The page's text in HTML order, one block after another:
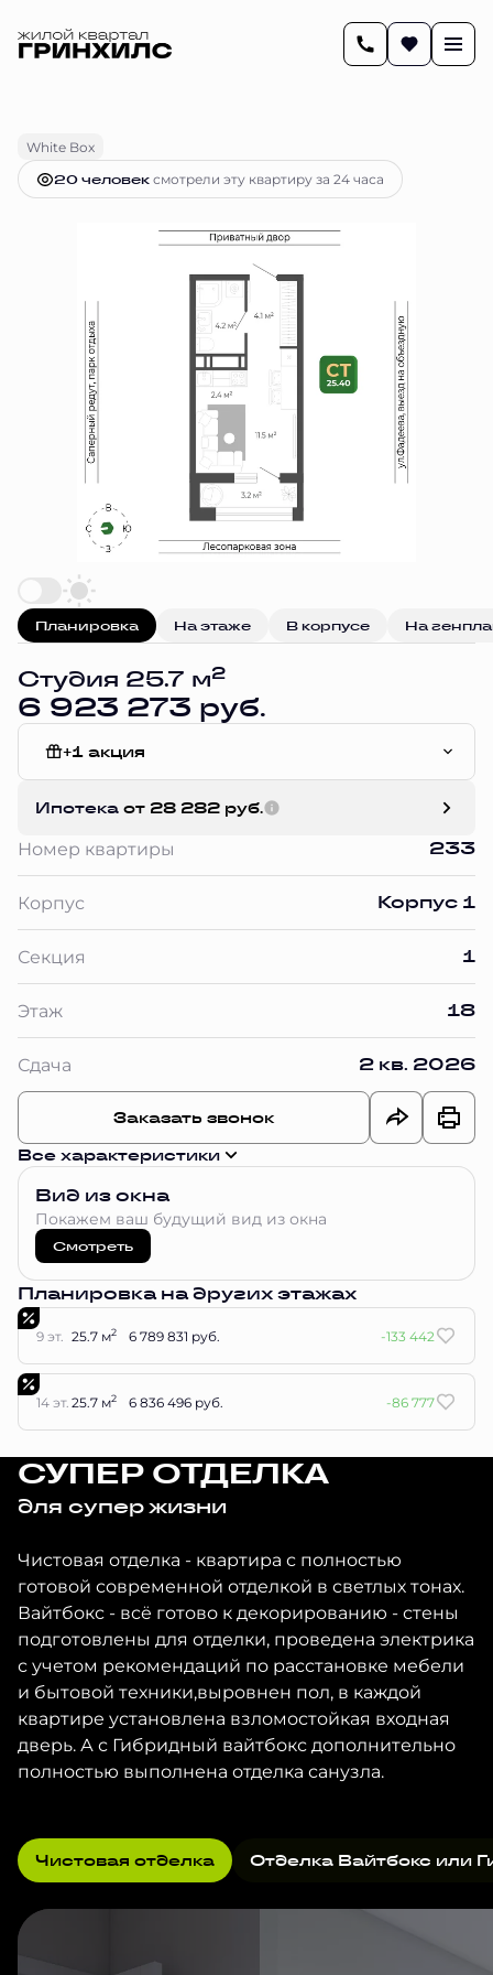
Студия25.7 м2
6 923 273 руб.
White Box
20 человексмотрели эту квартиру за 24 часа
Планировка На этаже В корпусе На
Студия 25.7 м2
6 923 273 руб.
+1 акция
Ипотека от 28 282 руб.
Номер квартиры 233
Корпус Корпус 1
Секция 1
Этаж 18
Сдача 2 кв. 2026
Заказать звонок
Все характеристики
Вид из окна
Покажем ваш будущий вид из окна
Смотреть
Планировка на других этажах
9 эт. 25.7 м2 6 789 831 руб. -133 442
14 эт. 25.7 м2 6 836 496 руб. -86 777
СУПЕР ОТДЕЛКА
для супер жизни
Чистовая отделка - квартира с полностью
готовой современной отделкой в светлых тонах.
Вайтбокс - всё готово к декорированию - стены
подготовлены для отделки, проведена электрика
с учетом рекомендаций по расстановке мебели
и бытовой техники,выровнен пол, в каждой
квартире установлена взломостойкая входная
дверь. А с Гибридный вайтбокс дополнительно
полностью выполнена отделка санузла.
Чистовая отделка Отделка Вайтбокс или